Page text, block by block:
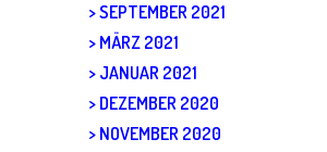
SEPTEMBER 2021
MÄRZ 2021
JANUAR 2021
DEZEMBER 2020
NOVEMBER 2020